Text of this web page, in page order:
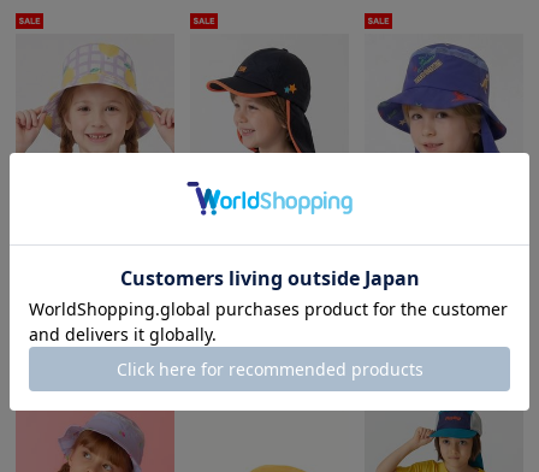
リップルフルーツプリント(レモン/チェリー)ハット
30%OFF
2,541円(税込)
ナイロンタフタメッシュ日よけ付きキャップ(UVカット)(保冷剤入れポケット付き)
30%OFF
4,081円(税込)
30%OFF